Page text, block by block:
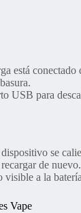
está conectado
USB para
se
de nuevo.
visible a la
Vape